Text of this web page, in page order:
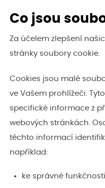
Co jsou
Za účelem zlepšení
stránky soubory cookie.
Cookies jsou malé
ve Vašem prohlížeči.
specifické informace z
webových stránkách.
těchto informací
například:
ke správné